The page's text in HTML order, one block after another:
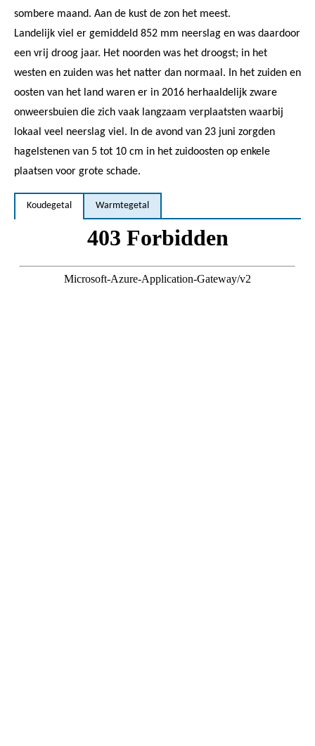
sombere maand. Aan de kust de zon het meest.
Landelijk viel er gemiddeld 852 mm neerslag en was daardoor
een vrij droog jaar. Het noorden was het droogst; in het
westen en zuiden was het natter dan normaal. In het zuiden en
oosten van het land waren er in 2016 herhaaldelijk zware
onweersbuien die zich vaak langzaam verplaatsten waarbij
lokaal veel neerslag viel. In de avond van 23 juni zorgden
hagelstenen van 5 tot 10 cm in het zuidoosten op enkele
plaatsen voor grote schade.
Koudegetal Warmtegetal